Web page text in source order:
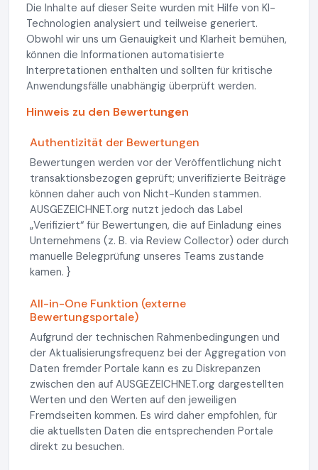
Die Inhalte auf dieser Seite wurden mit Hilfe von KI-
Technologien analysiert und teilweise generiert.
Obwohl wir uns um Genauigkeit und Klarheit bemühen,
können die Informationen automatisierte
Interpretationen enthalten und sollten für kritische
Anwendungsfälle unabhängig überprüft werden.
Hinweis zu den Bewertungen
Authentizität der Bewertungen
Bewertungen werden vor der Veröffentlichung nicht
transaktionsbezogen geprüft; unverifizierte Beiträge
können daher auch von Nicht-Kunden stammen.
AUSGEZEICHNET.org nutzt jedoch das Label
„Verifiziert“ für Bewertungen, die auf Einladung eines
Unternehmens (z. B. via Review Collector) oder durch
manuelle Belegprüfung unseres Teams zustande
kamen. }
All-in-One Funktion (externe
Bewertungsportale)
Aufgrund der technischen Rahmenbedingungen und
der Aktualisierungsfrequenz bei der Aggregation von
Daten fremder Portale kann es zu Diskrepanzen
zwischen den auf AUSGEZEICHNET.org dargestellten
Werten und den Werten auf den jeweiligen
Fremdseiten kommen. Es wird daher empfohlen, für
die aktuellsten Daten die entsprechenden Portale
direkt zu besuchen.